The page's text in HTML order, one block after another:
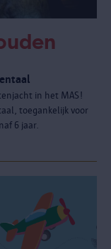
in het MAS!
toegankelijk voor
6 jaar.